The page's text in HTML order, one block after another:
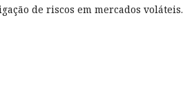
de riscos em mercados voláteis.